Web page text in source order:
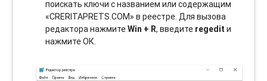
поискать ключи с названием или содержащим
«CRERITAPRETS.COM» в реестре. Для вызова
редактора нажмитеWin + R, введите regedit и
нажмите ОК.